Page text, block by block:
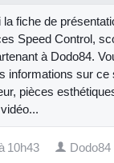
la fiche de
Speed Control,
à Dodo84.
informations sur ce
pièces
10h43 Dodo84